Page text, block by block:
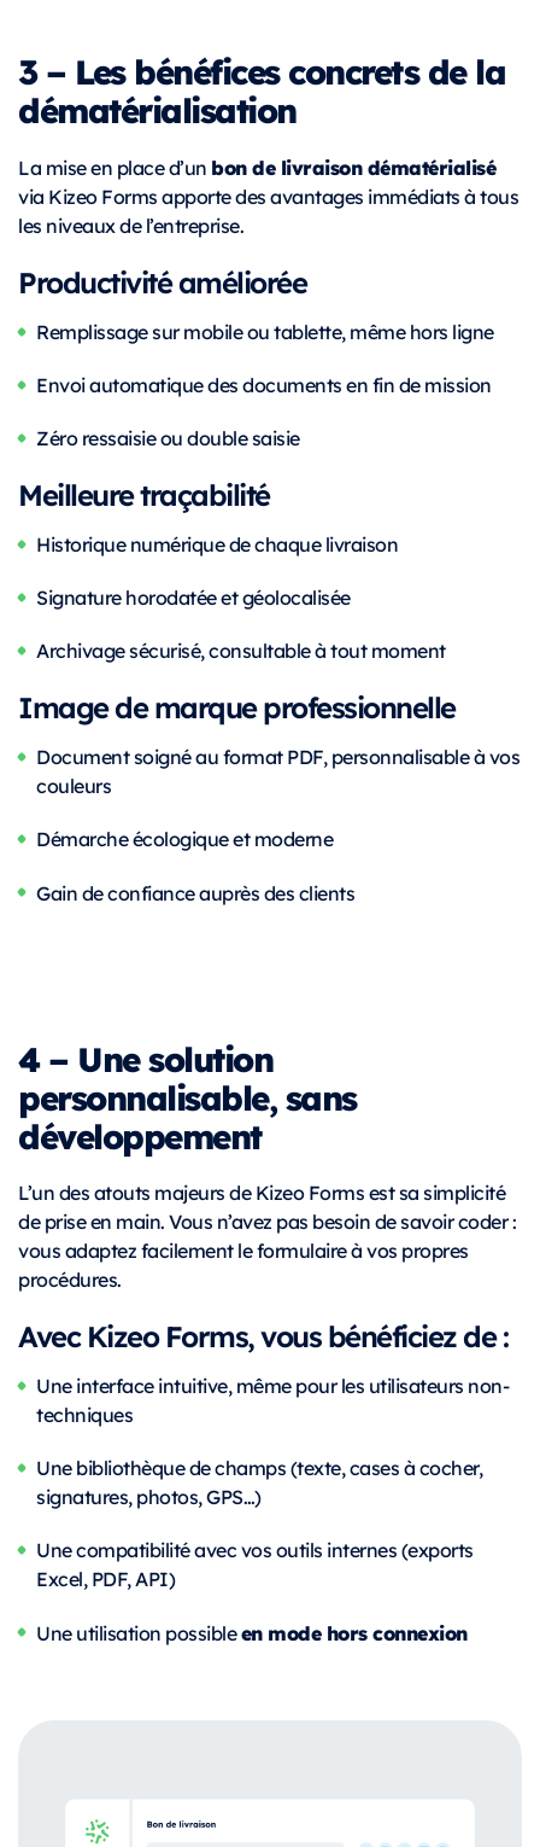
3 – Les bénéfices concrets de la
dématérialisation
La mise en place d’un bon de livraison dématérialisé
via Kizeo Forms apporte des avantages immédiats à tous
les niveaux de l’entreprise.
Productivité améliorée
Remplissage sur mobile ou tablette, même hors ligne
Envoi automatique des documents en fin de mission
Zéro ressaisie ou double saisie
Meilleure traçabilité
Historique numérique de chaque livraison
Signature horodatée et géolocalisée
Archivage sécurisé, consultable à tout moment
Image de marque professionnelle
Document soigné au format PDF, personnalisable à vos
couleurs
Démarche écologique et moderne
Gain de confiance auprès des clients
4 – Une solution
personnalisable, sans
développement
L’un des atouts majeurs de Kizeo Forms est sa simplicité
de prise en main. Vous n’avez pas besoin de savoir coder :
vous adaptez facilement le formulaire à vos propres
procédures.
Avec Kizeo Forms, vous bénéficiez de :
Une interface intuitive, même pour les utilisateurs non-
techniques
Une bibliothèque de champs (texte, cases à cocher,
signatures, photos, GPS…)
Une compatibilité avec vos outils internes (exports
Excel, PDF, API)
Une utilisation possibleen mode hors connexion